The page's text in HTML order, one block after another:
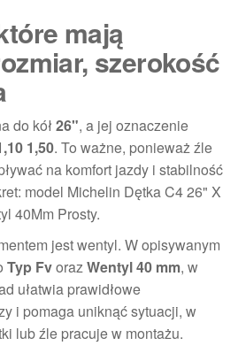
mają
szerokość
do kół 26", a jej oznaczenie
1,50. To ważne, ponieważ źle
na komfort jazdy i stabilność
model Michelin Dętka C4 26" X
40Mm Prosty.
jest wentyl. W opisywanym
Typ FvorazWentyl 40 mm, w
ułatwia prawidłowe
i pomaga uniknąć sytuacji, w
lub źle pracuje w montażu.